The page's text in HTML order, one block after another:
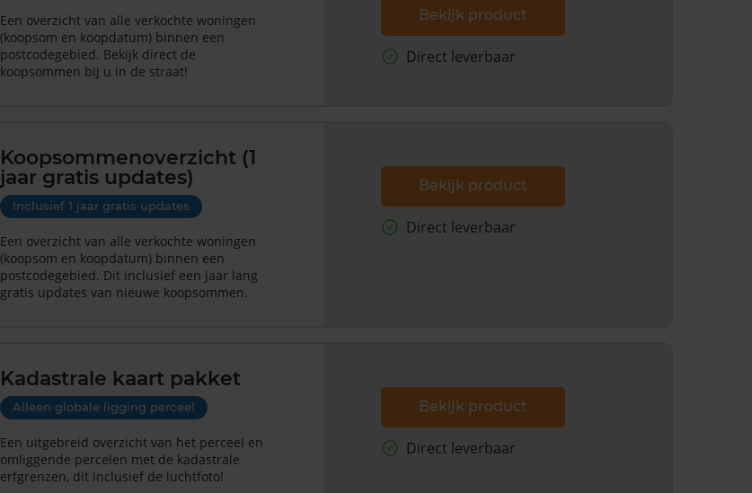
Een overzicht van alle verkochte woningen
(koopsom en koopdatum) binnen een
postcodegebied. Bekijk direct de
koopsommen bij u in de straat!
Bekijk product
Direct leverbaar
Koopsommenoverzicht (1
jaar gratis updates)
Inclusief 1 jaar gratis updates
Een overzicht van alle verkochte woningen
(koopsom en koopdatum) binnen een
postcodegebied. Dit inclusief een jaar lang
gratis updates van nieuwe koopsommen.
Bekijk product
Direct leverbaar
Kadastrale kaart pakket
Alleen globale ligging perceel
Een uitgebreid overzicht van het perceel en
omliggende percelen met de kadastrale
erfgrenzen, dit inclusief de luchtfoto!
Bekijk product
Direct leverbaar